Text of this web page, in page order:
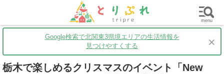
茨城 グルメ 買い物 子育て
Google検索で北関東3県境エリアの生活情報を
見つけやすくする
×
栃木で楽しめるクリスマスのイベント「New
menu